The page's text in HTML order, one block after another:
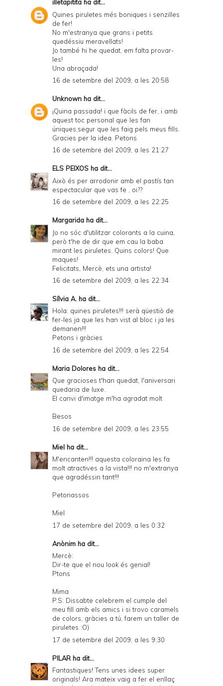
illetapitita ha dit...
Quines piruletes més boniques i senzilles
de fer!
No m'estranya que grans i petits
quedéssiu meravellats!
Jo també hi he quedat, em falta provar-
les!
Una abraçada!
16 de setembre del 2009, a les 20:58
Unknown ha dit...
¡Quina passada! i que fàcils de fer, i amb
aquest toc personal que les fan
úniques,segur que les faig pels meus fills.
Gracies per la idea. Petons
16 de setembre del 2009, a les 21:27
ELS PEIXOS ha dit...
Això és per arrodonir amb el pastís tan
espectacular que vas fe , oi??
16 de setembre del 2009, a les 22:25
Margarida ha dit...
Jo no sóc d'utilitzar colorants a la cuina,
però t'he de dir que em cau la baba
mirant les piruletes. Quins colors! Que
maques!
Felicitats, Mercè, ets una artista!
16 de setembre del 2009, a les 22:34
Sílvia A. ha dit...
Hola: quines piruletes!!! serà qüestiò de
fer-les ja que les han vist al bloc i ja les
demanen!!!
Petons i gràcies
16 de setembre del 2009, a les 22:54
Maria Dolores ha dit...
Que gracioses t'han quedat, l'aniversari
quedaria de luxe.
El canvi d'imatge m'ha agradat molt
Besos
16 de setembre del 2009, a les 23:55
Miel ha dit...
M'encanten!!! aquesta coloraina les fa
molt atractives a la vista!!! no m'extranya
que agradéssin tant!!!
Petonassos
Miel
17 de setembre del 2009, a les 0:32
Anònim ha dit...
Mercè:
Dir-te que el nou look és genial!
Ptons
Mima
P.S: Dissabte celebrem el cumple del
meu fill amb els amics i si trovo caramels
de colors, gràcies a tú, farem un taller de
piruletes :O)
17 de setembre del 2009, a les 9:30
PILAR ha dit...
Fantastiques! Tens unes idees super
originals! Ara mateix vaig a fer el enllaç